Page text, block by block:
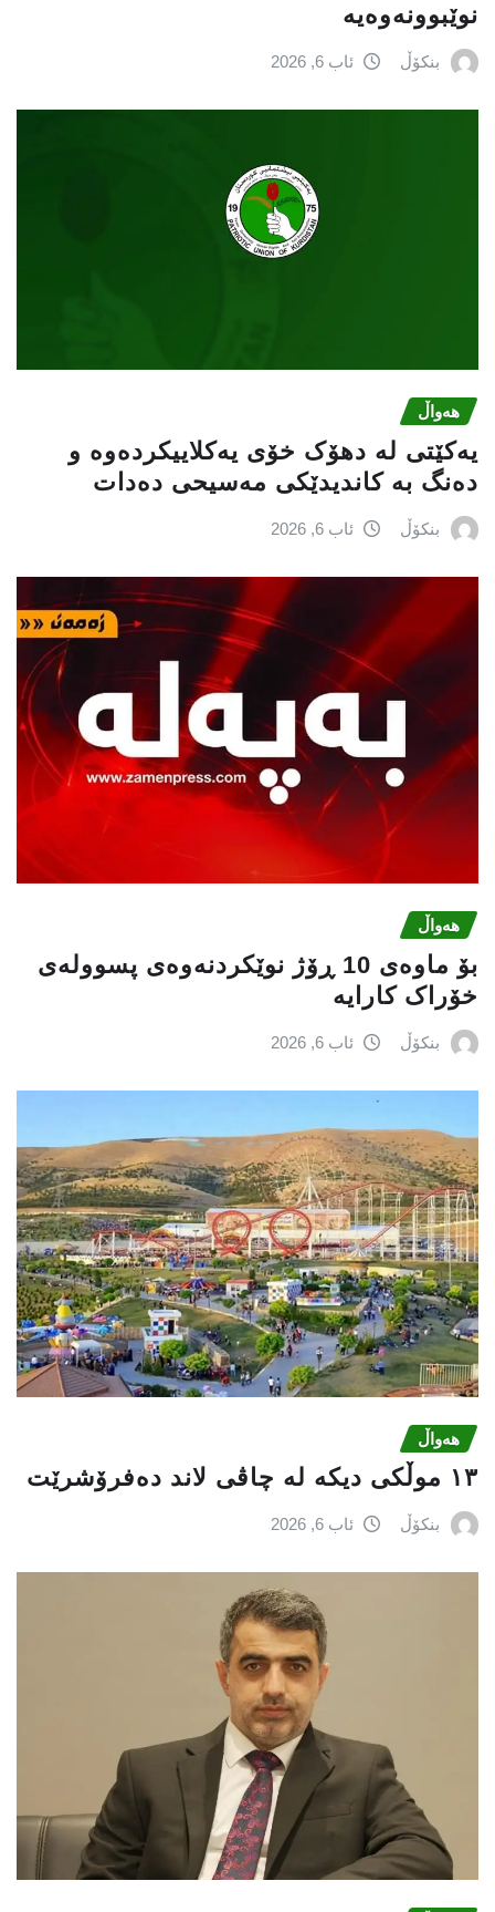
نوێبوونەوەیە
بنکۆڵ ئاب 6, 2026
هەواڵ
یەکێتی لە دهۆک خۆی یەکلاییکردەوە و
دەنگ بە کاندیدێکی مەسیحی دەدات
بنکۆڵ ئاب 6, 2026
هەواڵ
بۆ ماوەی 10 ڕۆژ نوێکردنەوەی پسوولەی
خۆراک کارایە
بنکۆڵ ئاب 6, 2026
هەواڵ
١٣ موڵکی دیکە لە چاڤی لاند دەفرۆشرێت
بنکۆڵ ئاب 6, 2026